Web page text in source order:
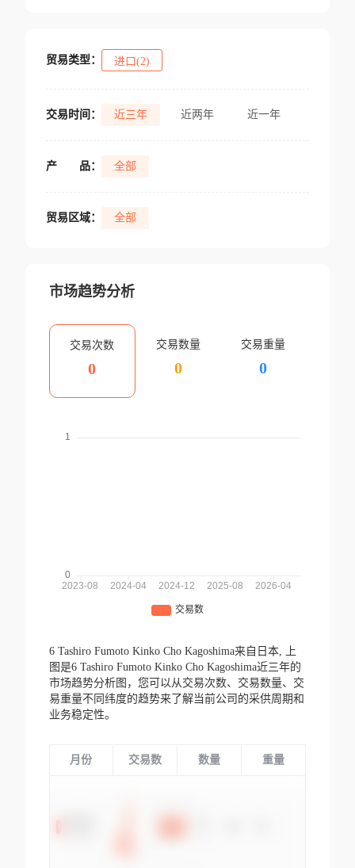
贸易类型： 进口(2)
交易时间： 近三年 近两年 近一年
产 品： 全部
贸易区域： 全部
市场趋势分析
交易次数
0
交易数量
0
交易重量
0
6 Tashiro Fumoto Kinko Cho Kagoshima来自日本,
上
图是6 Tashiro Fumoto Kinko Cho Kagoshima近三年的
市场趋势分析图，您可以从交易次数、交易数量、交
易重量不同纬度的趋势来了解当前公司的采供周期和
业务稳定性。
月份 交易数 数量 重量